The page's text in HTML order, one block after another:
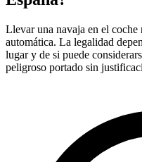
Llevar una navaja en el
automática. La legalidad
lugar y de si puede
peligroso portado sin